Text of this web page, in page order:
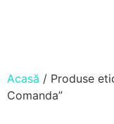
Acasă / Produse
Comanda”